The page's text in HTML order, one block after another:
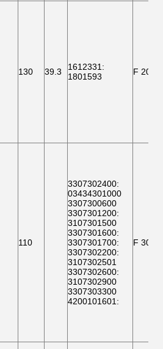
130 39.3 1612331 :
1801593
F
110
3307302400:
03434301000
3307300600
3307301200:
3107301500
3307301600:
3307301700:
3307302200:
3107302501
3307302600:
3107302900
3307303300
4200101601 :
F